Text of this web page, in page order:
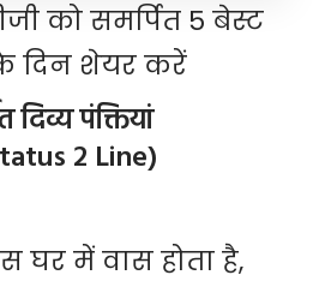
को समर्पित 5 बेस्ट
के दिन शेयर करें
दिव्य पंक्तियां
2 Line)
घर में वास होता है,